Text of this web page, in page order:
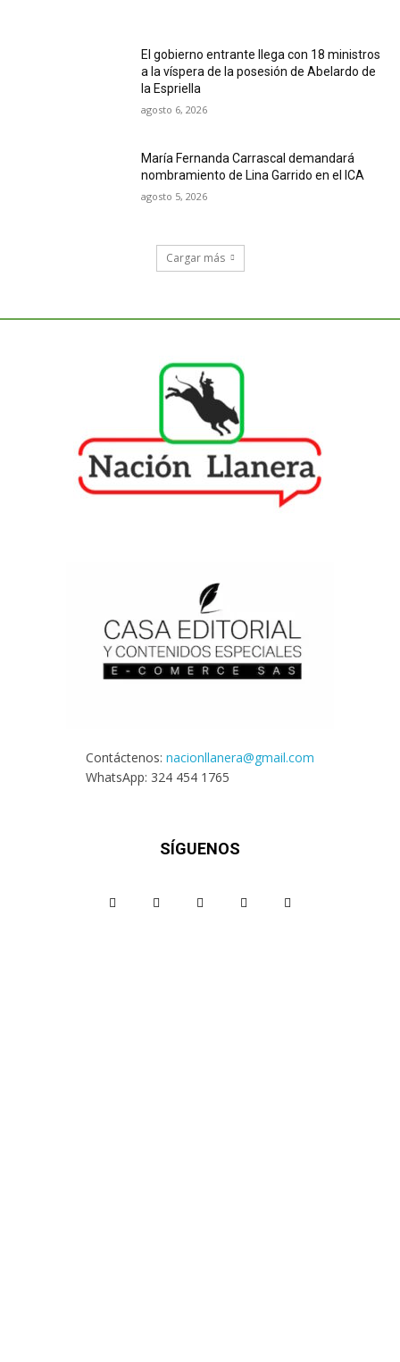
El gobierno entrante llega con 18 ministros
a la víspera de la posesión de Abelardo de
la Espriella
agosto 6, 2026
María Fernanda Carrascal demandará
nombramiento de Lina Garrido en el ICA
agosto 5, 2026
Cargar más
Contáctenos: nacionllanera@gmail.com
WhatsApp: 324 454 1765
SÍGUENOS